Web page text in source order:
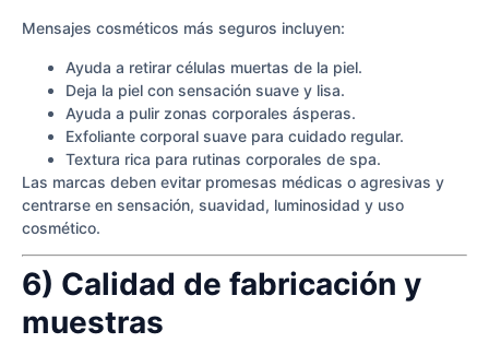
Mensajes cosméticos más seguros incluyen:
Ayuda a retirar células muertas de la piel.
Deja la piel con sensación suave y lisa.
Ayuda a pulir zonas corporales ásperas.
Exfoliante corporal suave para cuidado regular.
Textura rica para rutinas corporales de spa.
Las marcas deben evitar promesas médicas o agresivas y
centrarse en sensación, suavidad, luminosidad y uso
cosmético.
6) Calidad de fabricación y
muestras